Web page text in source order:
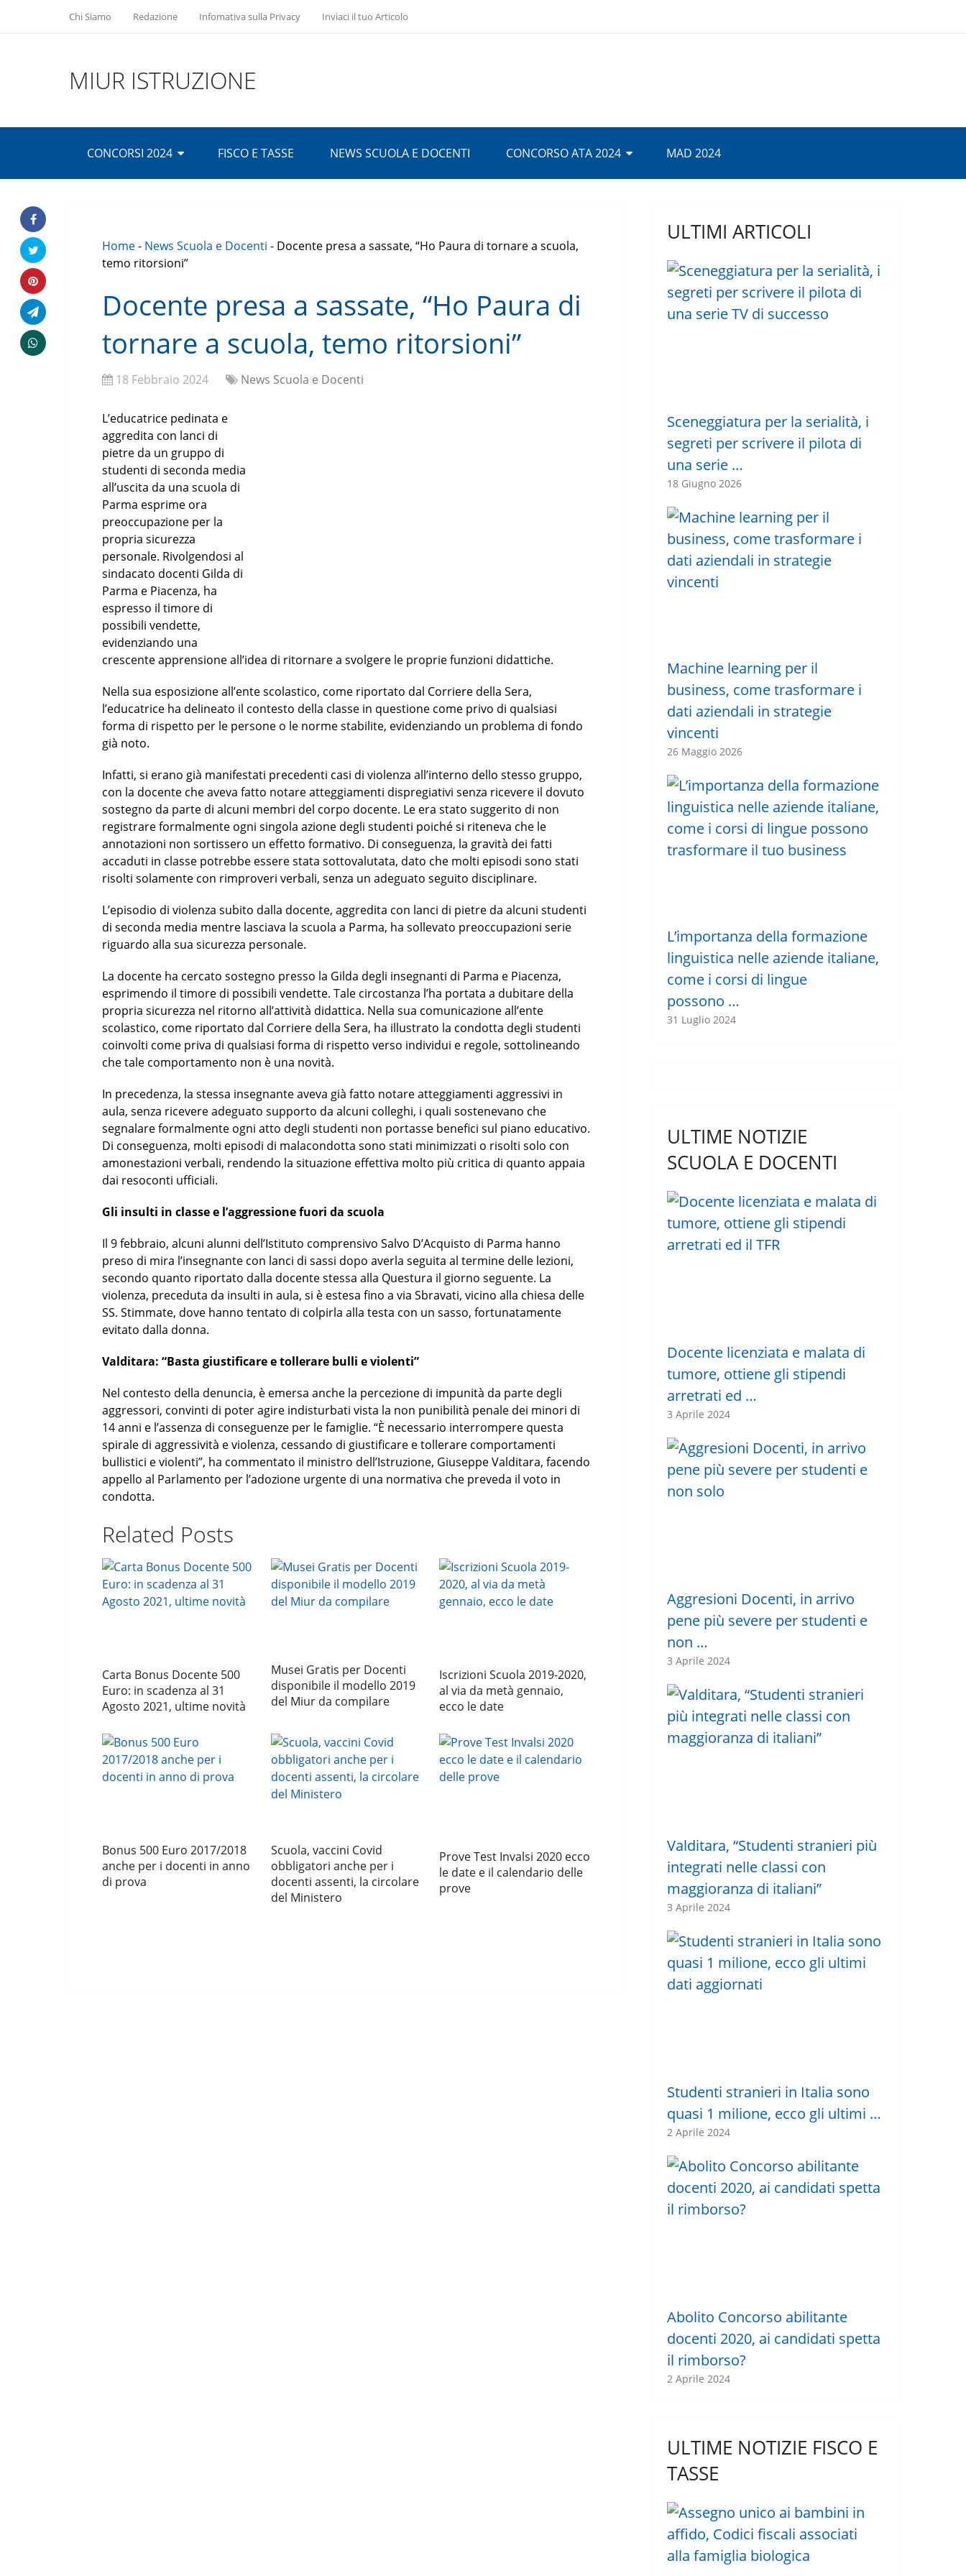
Chi Siamo Redazione Infomativa sulla Privacy Inviaci il tuo Articolo
MIUR ISTRUZIONE
CONCORSI 2024 FISCO E TASSE NEWS SCUOLA E DOCENTI CONCORSO ATA 2024 MAD 2024
Home- News Scuola e Docenti - Docente presa a sassate, “Ho Paura di tornare a scuola,
temo ritorsioni”
Docente presa a sassate, “Ho Paura di
tornare a scuola, temo ritorsioni”
18 Febbraio 2024 News Scuola e Docenti
L’educatrice pedinata e
aggredita con lanci di
pietre da un gruppo di
studenti di seconda media
all’uscita da una scuola di
Parma esprime ora
preoccupazione per la
propria sicurezza
personale. Rivolgendosi al
sindacato docenti Gilda di
Parma e Piacenza, ha
espresso il timore di
possibili vendette,
evidenziando una
crescente apprensione all’idea di ritornare a svolgere le proprie funzioni didattiche.
Nella sua esposizione all’ente scolastico, come riportato dal Corriere della Sera,
l’educatrice ha delineato il contesto della classe in questione come privo di qualsiasi
forma di rispetto per le persone o le norme stabilite, evidenziando un problema di fondo
già noto.
Infatti, si erano già manifestati precedenti casi di violenza all’interno dello stesso gruppo,
con la docente che aveva fatto notare atteggiamenti dispregiativi senza ricevere il dovuto
sostegno da parte di alcuni membri del corpo docente. Le era stato suggerito di non
registrare formalmente ogni singola azione degli studenti poiché si riteneva che le
annotazioni non sortissero un effetto formativo. Di conseguenza, la gravità dei fatti
accaduti in classe potrebbe essere stata sottovalutata, dato che molti episodi sono stati
risolti solamente con rimproveri verbali, senza un adeguato seguito disciplinare.
L’episodio di violenza subito dalla docente, aggredita con lanci di pietre da alcuni studenti
di seconda media mentre lasciava la scuola a Parma, ha sollevato preoccupazioni serie
riguardo alla sua sicurezza personale.
La docente ha cercato sostegno presso la Gilda degli insegnanti di Parma e Piacenza,
esprimendo il timore di possibili vendette. Tale circostanza l’ha portata a dubitare della
propria sicurezza nel ritorno all’attività didattica. Nella sua comunicazione all’ente
scolastico, come riportato dal Corriere della Sera, ha illustrato la condotta degli studenti
coinvolti come priva di qualsiasi forma di rispetto verso individui e regole, sottolineando
che tale comportamento non è una novità.
In precedenza, la stessa insegnante aveva già fatto notare atteggiamenti aggressivi in
aula, senza ricevere adeguato supporto da alcuni colleghi, i quali sostenevano che
segnalare formalmente ogni atto degli studenti non portasse benefici sul piano educativo.
Di conseguenza, molti episodi di malacondotta sono stati minimizzati o risolti solo con
amonestazioni verbali, rendendo la situazione effettiva molto più critica di quanto appaia
dai resoconti ufficiali.
Gli insulti in classe e l’aggressione fuori da scuola
Il 9 febbraio, alcuni alunni dell’Istituto comprensivo Salvo D’Acquisto di Parma hanno
preso di mira l’insegnante con lanci di sassi dopo averla seguita al termine delle lezioni,
secondo quanto riportato dalla docente stessa alla Questura il giorno seguente. La
violenza, preceduta da insulti in aula, si è estesa fino a via Sbravati, vicino alla chiesa delle
SS. Stimmate, dove hanno tentato di colpirla alla testa con un sasso, fortunatamente
evitato dalla donna.
Valditara: “Basta giustificare e tollerare bulli e violenti”
Nel contesto della denuncia, è emersa anche la percezione di impunità da parte degli
aggressori, convinti di poter agire indisturbati vista la non punibilità penale dei minori di
14 anni e l’assenza di conseguenze per le famiglie. “È necessario interrompere questa
spirale di aggressività e violenza, cessando di giustificare e tollerare comportamenti
bullistici e violenti”, ha commentato il ministro dell’Istruzione, Giuseppe Valditara, facendo
appello al Parlamento per l’adozione urgente di una normativa che preveda il voto in
condotta.
Related Posts
Carta Bonus Docente 500
Euro: in scadenza al 31
Agosto 2021, ultime novità
Musei Gratis per Docenti
disponibile il modello 2019
del Miur da compilare
Iscrizioni Scuola 2019-2020,
al via da metà gennaio,
ecco le date
Bonus 500 Euro 2017/2018
anche per i docenti in anno
di prova
Scuola, vaccini Covid
obbligatori anche per i
docenti assenti, la circolare
del Ministero
Prove Test Invalsi 2020 ecco
le date e il calendario delle
prove
ULTIMI ARTICOLI
Sceneggiatura per la serialità, i
segreti per scrivere il pilota di
una serie …
18 Giugno 2026
Machine learning per il
business, come trasformare i
dati aziendali in strategie
vincenti
26 Maggio 2026
L’importanza della formazione
linguistica nelle aziende italiane,
come i corsi di lingue
possono …
31 Luglio 2024
ULTIME NOTIZIE
SCUOLA E DOCENTI
Docente licenziata e malata di
tumore, ottiene gli stipendi
arretrati ed …
3 Aprile 2024
Aggresioni Docenti, in arrivo
pene più severe per studenti e
non …
3 Aprile 2024
Valditara, “Studenti stranieri più
integrati nelle classi con
maggioranza di italiani”
3 Aprile 2024
Studenti stranieri in Italia sono
quasi 1 milione, ecco gli ultimi …
2 Aprile 2024
Abolito Concorso abilitante
docenti 2020, ai candidati spetta
il rimborso?
2 Aprile 2024
ULTIME NOTIZIE FISCO E
TASSE